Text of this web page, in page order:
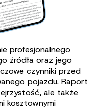
profesjonalnego
źródła oraz jego
czynniki przed
pojazdu. Raport
ale także
kosztownymi